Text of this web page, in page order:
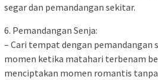
segar dan pemandangan sekitar.
6. Pemandangan Senja:
– Cari tempat dengan pemandangan
momen ketika matahari terbenam
menciptakan momen romantis